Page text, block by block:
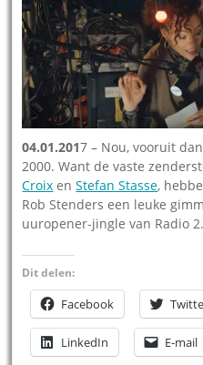
04.01.2017 – Nou, vooruit
2000. Want de vaste
Croix enStefan Stasse,
Rob Stenders een leuke
uuropener-jingle van Radio
Dit delen:
Facebook
LinkedIn E-mail